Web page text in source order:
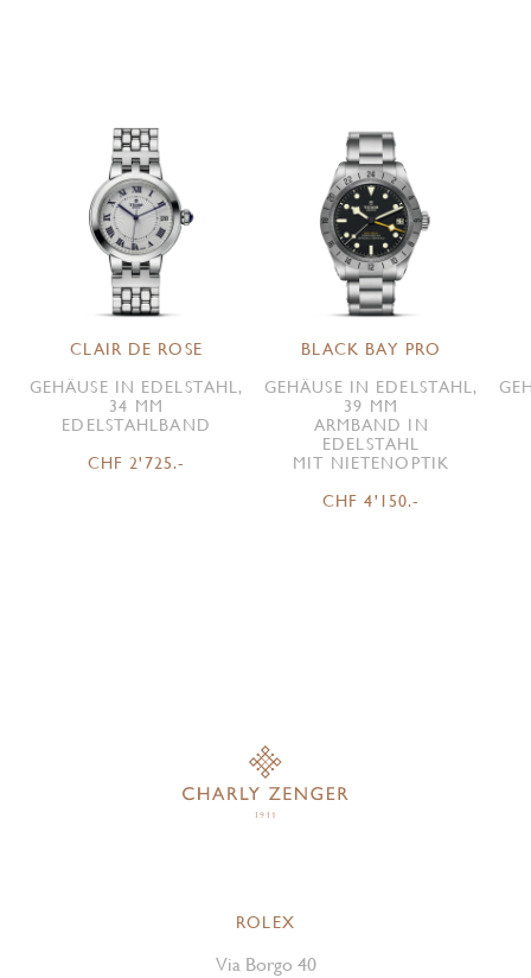
CLAIR DE ROSE
GEHÄUSE IN EDELSTAHL,
34 MM
EDELSTAHLBAND
CHF 2'725.-
BLACK BAY PRO
GEHÄUSE IN EDELSTAHL,
39 MM
ARMBAND IN
EDELSTAHL
MIT NIETENOPTIK
CHF 4'150.-
ROLEX
Via Borgo 40